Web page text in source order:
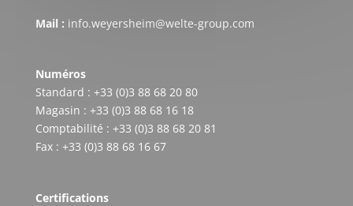
Mail : info.weyersheim@welte-group.com
Numéros
Standard : +33 (0)3 88 68 20 80
Magasin : +33 (0)3 88 68 16 18
Comptabilité : +33 (0)3 88 68 20 81
Fax : +33 (0)3 88 68 16 67
Certifications